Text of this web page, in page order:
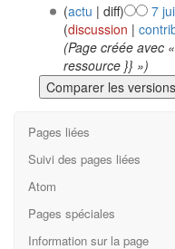
(actu | diff) 7
(discussion |
(Page créée avec
ressource }} »)
Pages liées
Suivi des pages liées
Atom
Pages spéciales
Information sur la page